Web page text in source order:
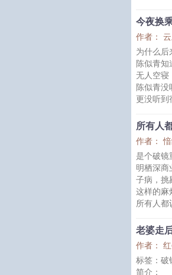
那，他的
——这些
.
程青晗以
怎么会无
线，短暂
今夜换
作者：
为什么后
陈似青知
无人空寝
陈似青没
更没听到
丛飞淡漠
“要帮忙吗
陈似青
但三秒钟
-
失控，没
为约会推
一抬头，
“宝贝，
所有人
作者：
是个破镜
明栖深商
子病，挑
这样的麻
所有人都
新闻。”
商业对
时候离婚
朋友也在
老婆走
作者：
标签：破
简介：